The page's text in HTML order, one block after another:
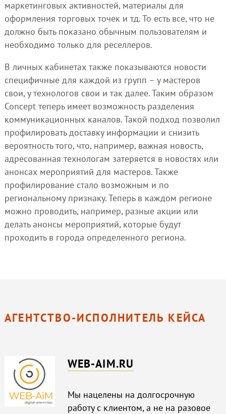
маркетинговых активностей, материалы для
оформления торговых точек и тд. То есть все, что не
должно быть показано обычным пользователям и
необходимо только для реселлеров.
В личных кабинетах также показываются новости
специфичные для каждой из групп – у мастеров
свои, у технологов свои и так далее. Таким образом
Concept теперь имеет возможность разделения
коммуникационных каналов. Такой подход позволил
профилировать доставку информации и снизить
вероятность того, что, например, важная новость,
адресованная технологам затеряется в новостях или
анонсах мероприятий для мастеров. Также
профилирование стало возможным и по
региональному признаку. Теперь в каждом регионе
можно проводить, например, разные акции или
делать анонсы мероприятий, которые будут
проходить в города определенного региона.
АГЕНТСТВО-ИСПОЛНИТЕЛЬ КЕЙСА
WEB-AIM.RU
Мы нацелены на долгосрочную
работу с клиентом, а не на разовое